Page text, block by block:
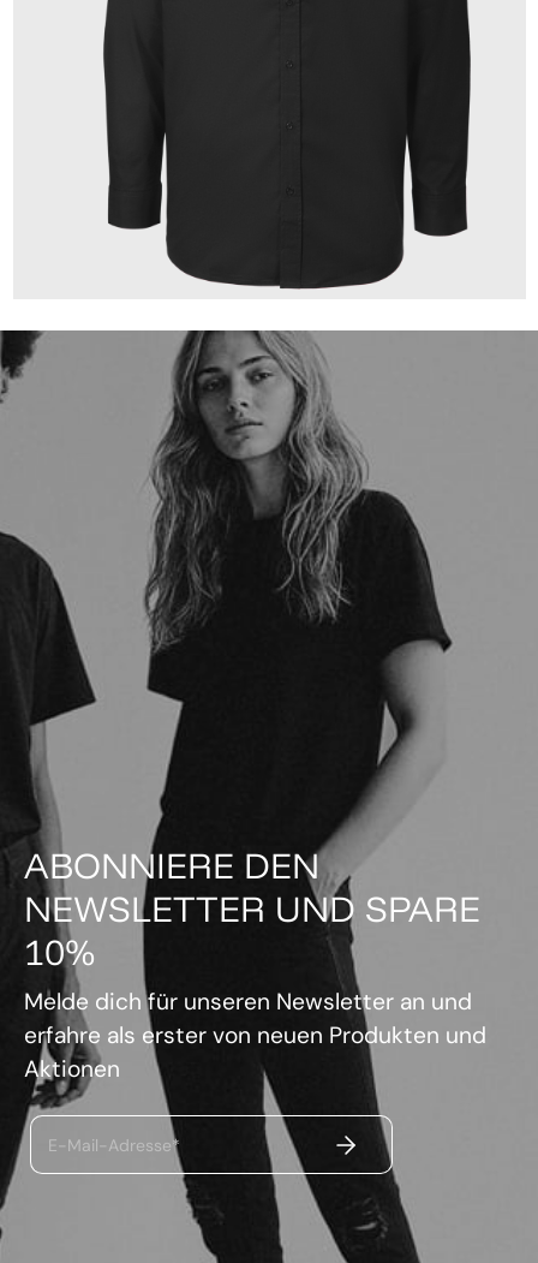
ABONNIERE DEN
NEWSLETTER UND SPARE
10%
Melde dich für unseren Newsletter an und
erfahre als erster von neuen Produkten und
Aktionen
E-Mail-Adresse* ABSENDEN